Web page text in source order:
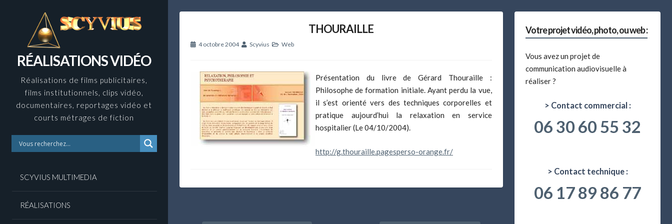
RÉALISATIONS VIDÉO
Réalisations de films publicitaires,
films institutionnels, clips vidéo,
documentaires, reportages vidéo et
courts métrages de fiction
SCYVIUS MULTIMEDIA
RÉALISATIONS
THOURAILLE
4 octobre 2004 Scyvius Web
Présentation du livre de Gérard Thouraille :
Philosophe de formation initiale. Ayant perdu la vue,
il s’est orienté vers des techniques corporelles et
pratique aujourd’hui la relaxation en service
hospitalier (Le 04/10/2004).
http://g.thouraille.pagesperso-orange.fr/
Votre projet vidéo, photo, ou web :
Vous avez un projet de
communication audiovisuelle à
réaliser ?
> Contact commercial :
06 30 60 55 32
> Contact technique :
06 17 89 86 77